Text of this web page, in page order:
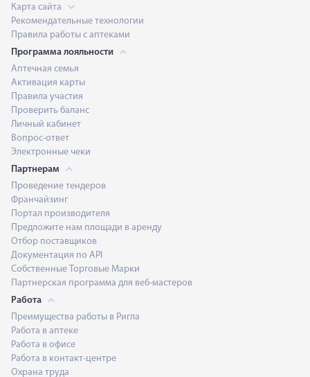
Карта сайта
Рекомендательные технологии
Правила работы с аптеками
Программа лояльности
Аптечная семья
Активация карты
Правила участия
Проверить баланс
Личный кабинет
Вопрос-ответ
Электронные чеки
Партнерам
Проведение тендеров
Франчайзинг
Портал производителя
Предложите нам площади в аренду
Отбор поставщиков
Документация по API
Собственные Торговые Марки
Партнерская программа для веб-мастеров
Работа
Преимущества работы в Ригла
Работа в аптеке
Работа в офисе
Работа в контакт-центре
Охрана труда